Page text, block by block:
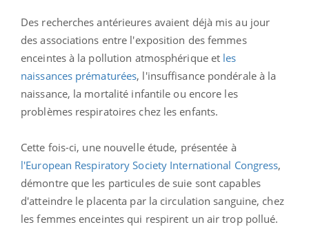
Des recherches antérieures avaient déjà mis au jour
des associations entre l'exposition des femmes
enceintes à la pollution atmosphérique et les
naissances prématurées, l'insuffisance pondérale à la
naissance, la mortalité infantile ou encore les
problèmes respiratoires chez les enfants.
Cette fois-ci, une nouvelle étude, présentée à
l'European Respiratory Society International Congress,
démontre que les particules de suie sont capables
d'atteindre le placenta par la circulation sanguine, chez
les femmes enceintes qui respirent un air trop pollué.